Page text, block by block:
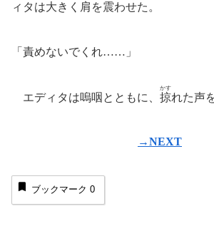
ィタは大きく肩を震わせた。
「責めないでくれ……」
エディタは嗚咽とともに、 掠
かす
れた声
→NEXT
ブックマーク 0